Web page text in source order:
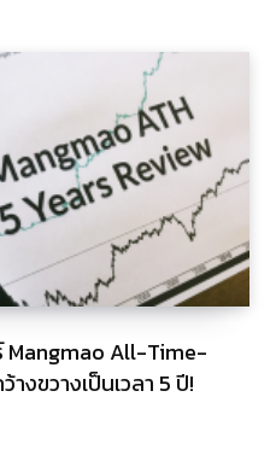
All-Time-
งขวางเป็นเวลา 5 ปี!